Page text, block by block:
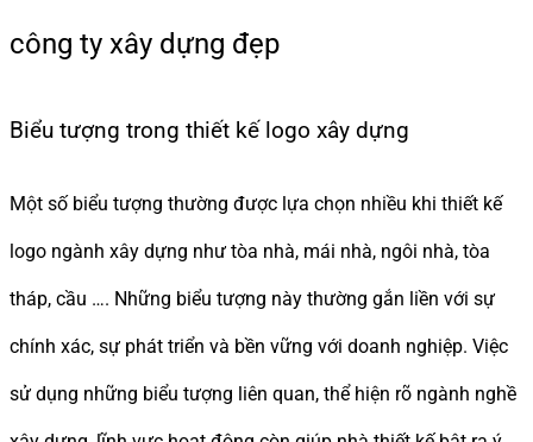
công ty xây dựng đẹp
Biểu tượng trong thiết kế logo xây dựng
Một số biểu tượng thường được lựa chọn nhiều khi thiết kế
logo ngành xây dựng như tòa nhà, mái nhà, ngôi nhà, tòa
tháp, cầu …. Những biểu tượng này thường gắn liền với sự
chính xác, sự phát triển và bền vững với doanh nghiệp. Việc
sử dụng những biểu tượng liên quan, thể hiện rõ ngành nghề